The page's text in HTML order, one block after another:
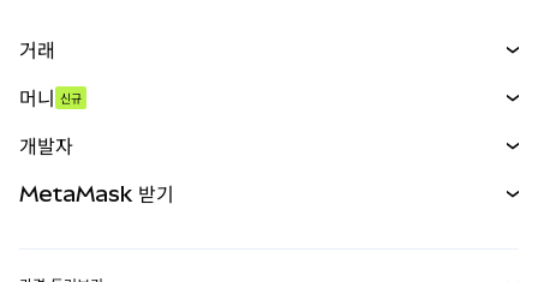
거래
무기한 선물
실물자산
머니 신규
개발자
MetaMask 받기